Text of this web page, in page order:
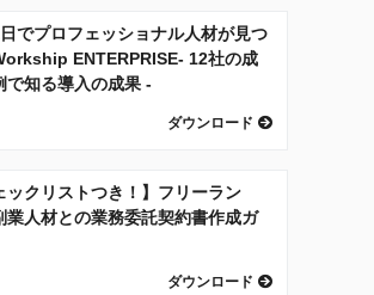
でプロフェッショナル人材が見つ
ENTERPRISE- 12社の成
で知る導入の成果 -
ダウンロード
ックリストつき！】フリーラン
業人材との業務委託契約書作成ガ
ダウンロード